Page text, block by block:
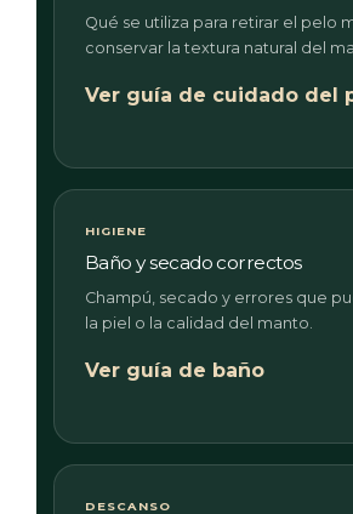
Qué se utiliza para retirar el pelo
conservar la textura natural del
Ver guía de cuidado del
HIGIENE
Baño y secado correctos
Champú, secado y errores que
la piel o la calidad del manto.
Ver guía de baño
DESCANSO